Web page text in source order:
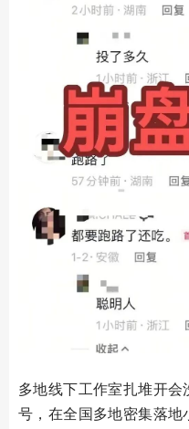
多地线下工作室扎堆开会
号，在全国多地密集落